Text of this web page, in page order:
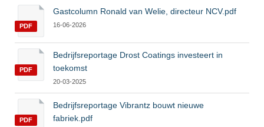
PDF
Gastcolumn Ronald van Welie, directeur NCV.pdf
16-06-2026
PDF
Bedrijfsreportage Drost Coatings investeert in
toekomst
20-03-2025
PDF
Bedrijfsreportage Vibrantz bouwt nieuwe
fabriek.pdf